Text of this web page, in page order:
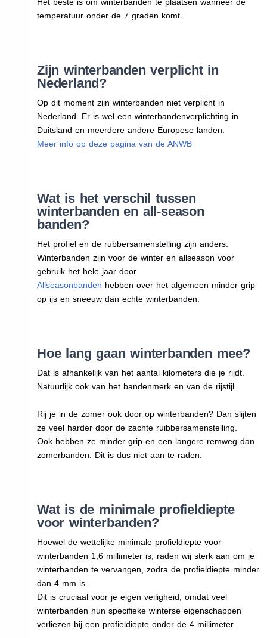
temperatuur onder de 7 graden komt.
Zijn winterbanden verplicht in
Nederland?
Op dit moment zijn winterbanden niet verplicht in
Nederland. Er is wel een winterbandenverplichting in
Duitsland en meerdere andere Europese landen.
Meer info op deze pagina van de ANWB
Wat is het verschil tussen
winterbanden en all-season
banden?
Het profiel en de rubbersamenstelling zijn anders.
Winterbanden zijn voor de winter en allseason voor
gebruik het hele jaar door.
Allseasonbanden hebben over het algemeen minder grip
op ijs en sneeuw dan echte winterbanden.
Hoe lang gaan winterbanden mee?
Dat is afhankelijk van het aantal kilometers die je rijdt.
Natuurlijk ook van het bandenmerk en van de rijstijl.
Rij je in de zomer ook door op winterbanden? Dan slijten
ze veel harder door de zachte ruibbersamenstelling.
Ook hebben ze minder grip en een langere remweg dan
zomerbanden. Dit is dus niet aan te raden.
Wat is de minimale profieldiepte
voor winterbanden?
Hoewel de wettelijke minimale profieldiepte voor
winterbanden 1,6 millimeter is, raden wij sterk aan om je
winterbanden te vervangen, zodra de profieldiepte minder
dan 4 mm is.
Dit is cruciaal voor je eigen veiligheid, omdat veel
winterbanden hun specifieke winterse eigenschappen
verliezen bij een profieldiepte onder de 4 millimeter.